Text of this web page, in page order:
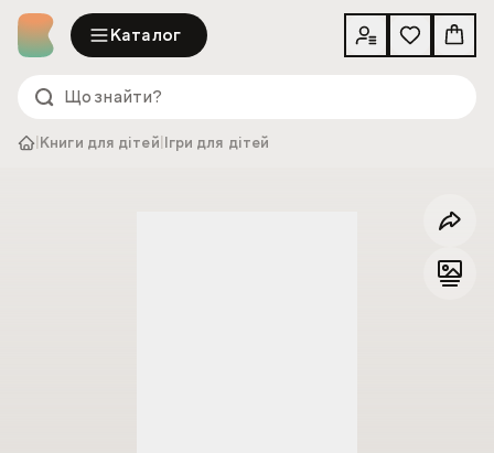
Каталог
Книги для дітей Ігри для дітей